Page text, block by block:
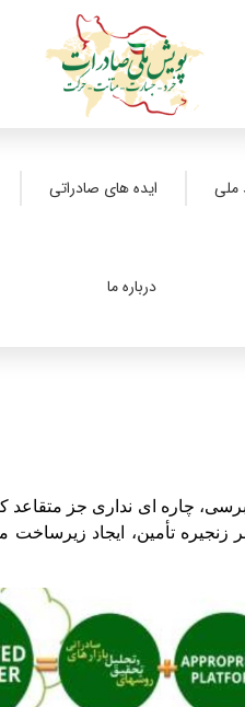
ملی ایده های صادراتی
درباره ما
چاره ای نداری جز
تأمین، ایجاد